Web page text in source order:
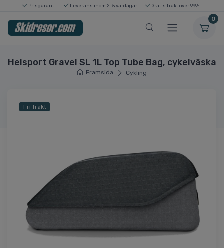
Prisgaranti Leverans inom 2-5 vardagar Gratis frakt över 999:-
0
Helsport Gravel SL 1L Top Tube Bag, cykelväska
Framsida Cykling
Fri frakt